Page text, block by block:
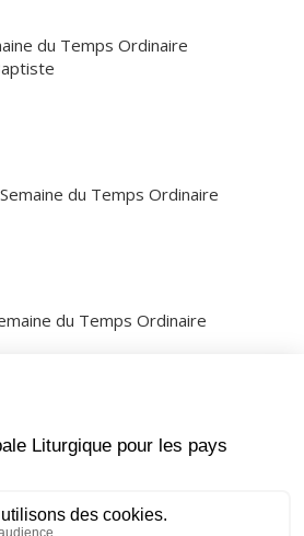
du Temps Ordinaire
du Temps Ordinaire
du Temps Ordinaire